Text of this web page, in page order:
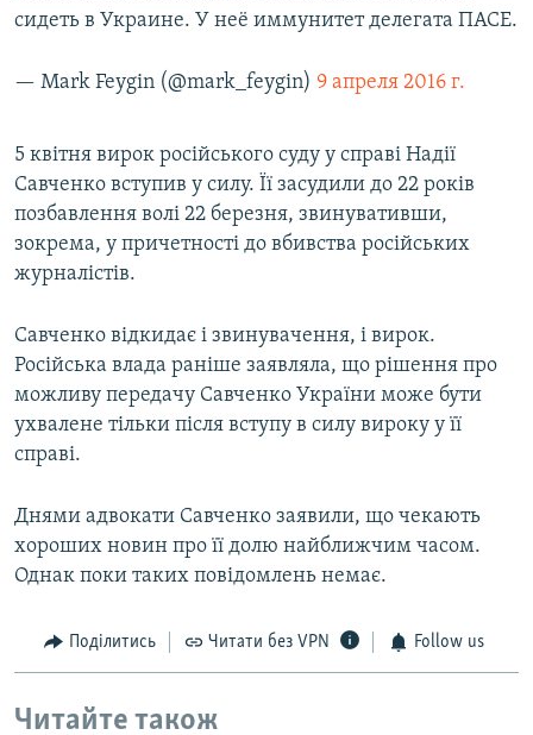
сидеть в Украине. У неё иммунитет делегата ПАСЕ.
— Mark Feygin (@mark_feygin) 9 апреля 2016 г.
5 квітня вирок російського суду у справі Надії
Савченко вступив у силу. Її засудили до 22 років
позбавлення волі 22 березня, звинувативши,
зокрема, у причетності до вбивства російських
журналістів.
Савченко відкидає і звинувачення, і вирок.
Російська влада раніше заявляла, що рішення про
можливу передачу Савченко України може бути
ухвалене тільки після вступу в силу вироку у її
справі.
Днями адвокати Савченко заявили, що чекають
хороших новин про її долю найближчим часом.
Однак поки таких повідомлень немає.
Поділитись Читати без VPN Follow us
Читайте також